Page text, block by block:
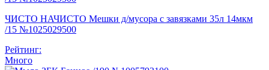
ЧИСТО НАЧИСТО Мешки д/мусора с завязками 35л 14мкм
/15 №1025029500
Рейтинг:
Много